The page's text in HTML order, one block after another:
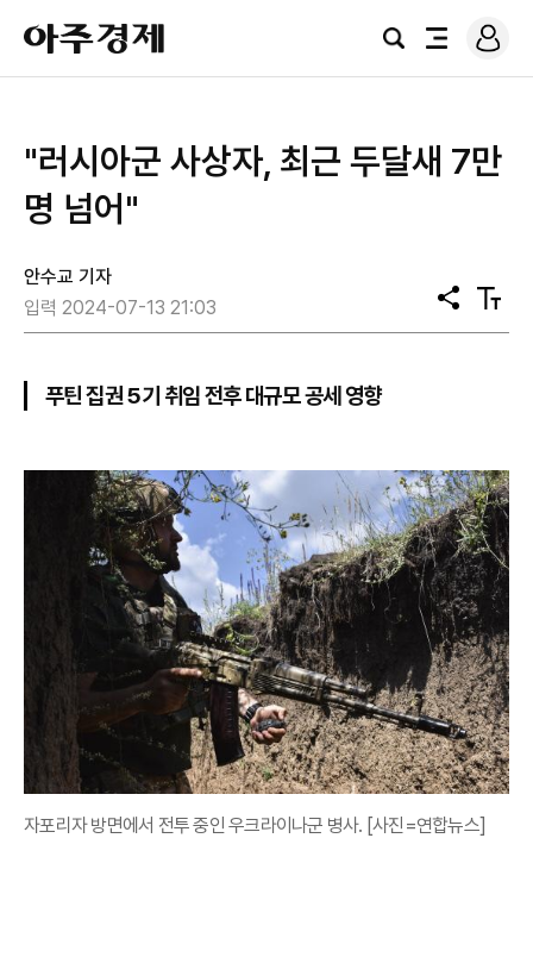
아
주
경
검
전
로
그
"러시아군 사상자, 최근 두달새 7만
명 넘어"
안수교 기자
입력 2024-07-13 21:03
공
유
텍
스
푸틴 집권 5기 취임 전후 대규모 공세 영향
자포리자 방면에서 전투 중인 우크라이나군 병사. [사진=연합뉴스]